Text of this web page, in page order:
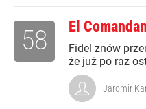
El
Fidel znów
że już po raz
58
Jaromir